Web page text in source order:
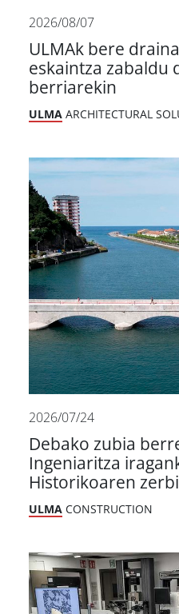
2026/08/07
ULMAk bere
eskaintza zabaldu
berriarekin
ULMA ARCHITECTURAL
2026/07/24
Debako zubia
Ingeniaritza
Historikoaren
ULMA CONSTRUCTION